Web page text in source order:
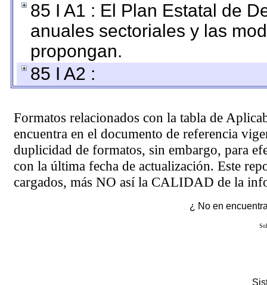
85 I A1 : El Plan Estatal de
anuales sectoriales y las
propongan.
85 I A2 :
Formatos relacionados con la tabla de
encuentra en el documento de referencia
duplicidad de formatos, sin embargo, para
con la última fecha de actualización. Este
cargados, más NO así la CALIDAD de la
¿ No en